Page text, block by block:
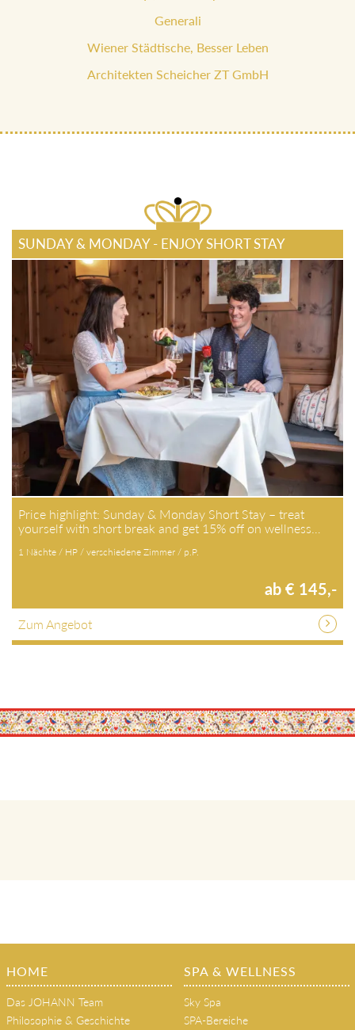
Generali
Wiener Städtische, Besser Leben
Architekten Scheicher ZT GmbH
SUNDAY & MONDAY - ENJOY SHORT STAY
Price highlight: Sunday & Monday Short Stay – treat
yourself with short break and get 15% off on wellness…
1 Nächte / HP / verschiedene Zimmer / p.P.
ab € 145,-
Zum Angebot
HOME
Das JOHANN Team
Philosophie & Geschichte
SPA & WELLNESS
Sky Spa
SPA-Bereiche